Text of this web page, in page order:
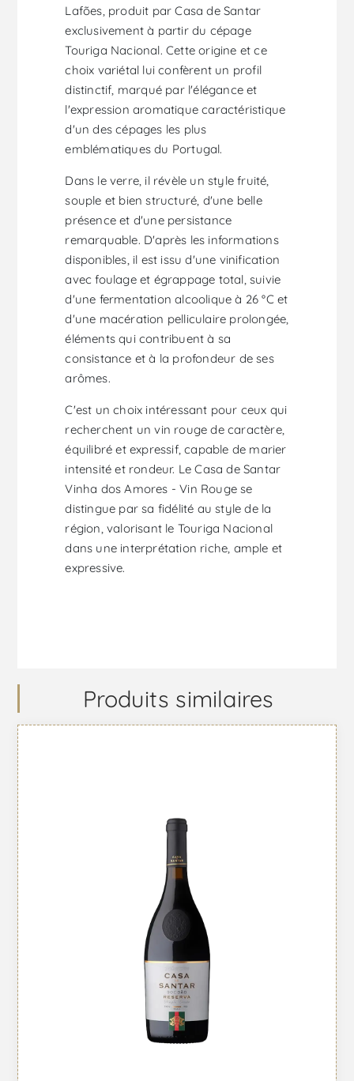
Lafões, produit par Casa de Santar
exclusivement à partir du cépage
Touriga Nacional. Cette origine et ce
choix variétal lui confèrent un profil
distinctif, marqué par l'élégance et
l'expression aromatique caractéristique
d'un des cépages les plus
emblématiques du Portugal.
Dans le verre, il révèle un style fruité,
souple et bien structuré, d'une belle
présence et d'une persistance
remarquable. D'après les informations
disponibles, il est issu d'une vinification
avec foulage et égrappage total, suivie
d'une fermentation alcoolique à 26 °C et
d'une macération pelliculaire prolongée,
éléments qui contribuent à sa
consistance et à la profondeur de ses
arômes.
C'est un choix intéressant pour ceux qui
recherchent un vin rouge de caractère,
équilibré et expressif, capable de marier
intensité et rondeur. Le Casa de Santar
Vinha dos Amores - Vin Rouge se
distingue par sa fidélité au style de la
région, valorisant le Touriga Nacional
dans une interprétation riche, ample et
expressive.
Produits similaires